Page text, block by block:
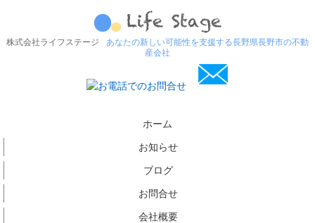
株式会社ライフステージ
あなたの新しい可能性を支援する長野県長野市の不動
産会社
ホーム
お知らせ
ブログ
お問合せ
会社概要